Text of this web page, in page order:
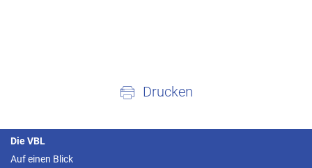
Drucken
Die VBL
Auf einen Blick